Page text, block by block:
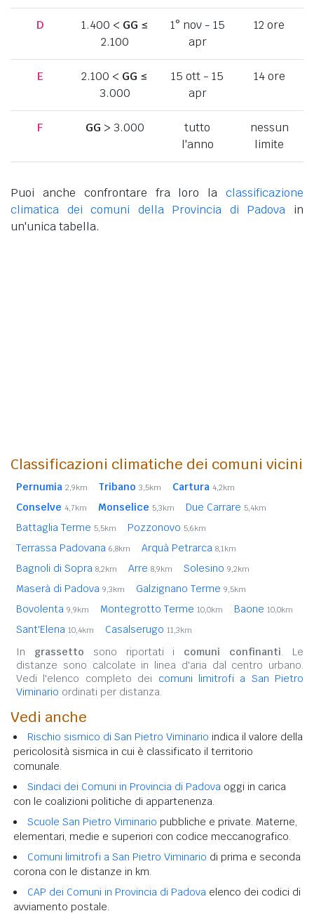
D 1.400 < GG ≤
2.100
1° nov - 15
apr
12 ore
E 2.100 < GG ≤
3.000
15 ott - 15
apr
14 ore
F GG > 3.000
tutto
l'anno
nessun
limite
Puoi anche confrontare fra loro la classificazione
climatica dei comuni della Provincia di Padova in
un'unica tabella.
Classificazioni climatiche dei comuni vicini
Pernumia 2,9km Tribano 3,5km Cartura 4,2km
Conselve 4,7km Monselice 5,3km Due Carrare 5,4km
Battaglia Terme 5,5km Pozzonovo 5,6km
Terrassa Padovana 6,8km Arquà Petrarca 8,1km
Bagnoli di Sopra 8,2km Arre 8,9km Solesino 9,2km
Maserà di Padova 9,3km Galzignano Terme 9,5km
Bovolenta 9,9km Montegrotto Terme 10,0km Baone 10,0km
Sant'Elena 10,4km Casalserugo 11,3km
In grassetto sono riportati i comuni confinanti. Le
distanze sono calcolate in linea d'aria dal centro urbano.
Vedi l'elenco completo dei comuni limitrofi a San Pietro
Viminario ordinati per distanza.
Vedi anche
Rischio sismico di San Pietro Viminario indica il valore della
pericolosità sismica in cui è classificato il territorio
comunale.
Sindaci dei Comuni in Provincia di Padova oggi in carica
con le coalizioni politiche di appartenenza.
Scuole San Pietro Viminario pubbliche e private. Materne,
elementari, medie e superiori con codice meccanografico.
Comuni limitrofi a San Pietro Viminario di prima e seconda
corona con le distanze in km.
CAP dei Comuni in Provincia di Padova elenco dei codici di
avviamento postale.